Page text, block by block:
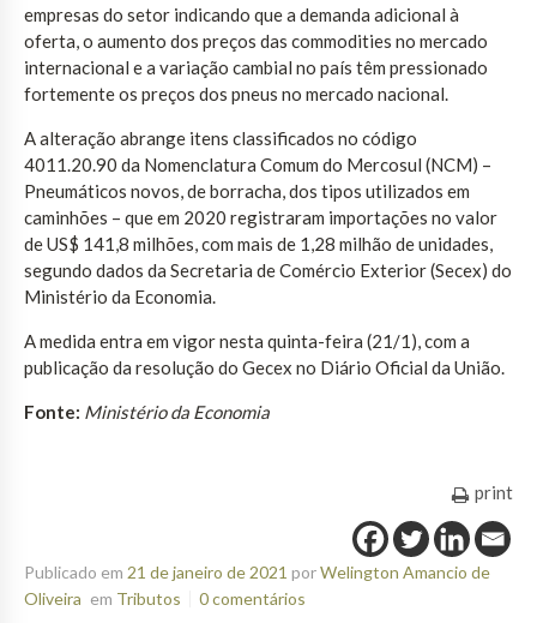
empresas do setor indicando que a demanda adicional à
oferta, o aumento dos preços das commodities no mercado
internacional e a variação cambial no país têm pressionado
fortemente os preços dos pneus no mercado nacional.
A alteração abrange itens classificados no código
4011.20.90 da Nomenclatura Comum do Mercosul (NCM) –
Pneumáticos novos, de borracha, dos tipos utilizados em
caminhões – que em 2020 registraram importações no valor
de US$ 141,8 milhões, com mais de 1,28 milhão de unidades,
segundo dados da Secretaria de Comércio Exterior (Secex) do
Ministério da Economia.
A medida entra em vigor nesta quinta-feira (21/1), com a
publicação da resolução do Gecex no Diário Oficial da União.
Fonte: Ministério da Economia
print
Publicado em 21 de janeiro de 2021 porWelington Amancio de
Oliveira em Tributos 0 comentários